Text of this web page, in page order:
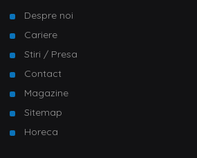
Despre noi
Cariere
Stiri / Presa
Contact
Magazine
Sitemap
Horeca